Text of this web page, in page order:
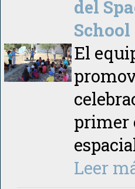
del
School
El
primer
Leer